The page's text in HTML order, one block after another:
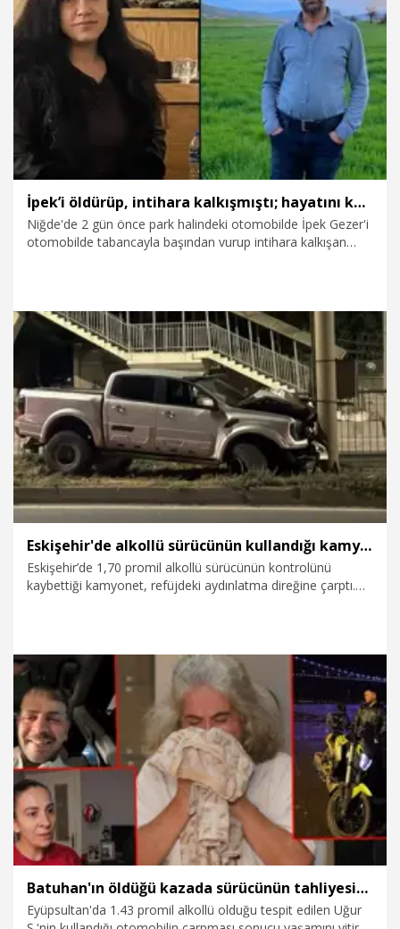
7.08.2026 Gündem
İpek’i öldürüp, intihara kalkışmıştı; hayatını kaybetti
Niğde'de 2 gün önce park halindeki otomobilde İpek Gezer'i
otomobilde tabancayla başından vurup intihara kalkışan
7.08.2026 Gündem
Eskişehir'de alkollü sürücünün kullandığı kamyonet aydınlatma direğine çarptı; 1 yaralı
Eskişehir’de 1,70 promil alkollü sürücünün kontrolünü
kaybettiği kamyonet, refüjdeki aydınlatma direğine çarptı.
7.08.2026 Gündem
Batuhan'ın öldüğü kazada sürücünün tahliyesine aileden tepki; 'Kardeşimin hayatının bedeli 4 ay mı'
Eyüpsultan'da 1.43 promil alkollü olduğu tespit edilen Uğur